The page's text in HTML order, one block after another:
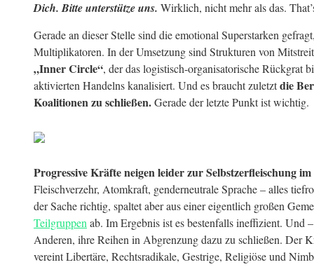
Dich. Bitte unterstütze uns. Wirklich, nicht mehr als das.
Gerade an dieser Stelle sind die emotional Superstarken
Multiplikatoren. In der Umsetzung sind Strukturen von
„Inner Circle“, der das logistisch-organisatorische Rückgrat
aktivierten Handelns kanalisiert. Und es braucht zuletztdie
Koalitionen zu schließen.Gerade der letzte Punkt ist wichtig.
Progressive Kräfte neigen leider zur Selbstzerfleischung
Fleischverzehr, Atomkraft, genderneutrale Sprache – alles
der Sache richtig, spaltet aber aus einer eigentlich großen
Teilgruppen ab. Im Ergebnis ist es bestenfalls ineffizient. Und
Anderen, ihre Reihen in Abgrenzung dazu zu schließen. Der
vereint Libertäre, Rechtsradikale, Gestrige, Religiöse und